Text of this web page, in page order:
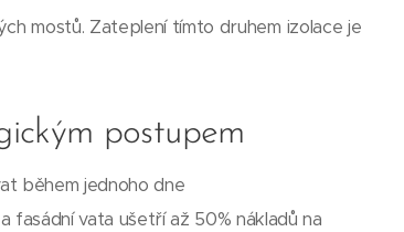
mostů. Zateplení tímto druhem izolace je
postupem
během jednoho dne
fasádní vata ušetří až 50% nákladů na